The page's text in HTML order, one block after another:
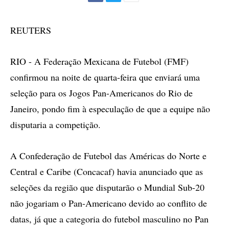
REUTERS
RIO - A Federação Mexicana de Futebol (FMF)
confirmou na noite de quarta-feira que enviará uma
seleção para os Jogos Pan-Americanos do Rio de
Janeiro, pondo fim à especulação de que a equipe não
disputaria a competição.
A Confederação de Futebol das Américas do Norte e
Central e Caribe (Concacaf) havia anunciado que as
seleções da região que disputarão o Mundial Sub-20
não jogariam o Pan-Americano devido ao conflito de
datas, já que a categoria do futebol masculino no Pan